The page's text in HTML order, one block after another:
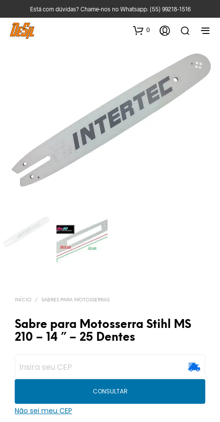
Está com dúvidas? Chame-nos no Whatsapp: (55) 99218-1516
0
INÍCIO / SABRES PARA MOTOSSERRAS
Sabre para Motosserra Stihl MS
210 – 14 ” – 25 Dentes
CONSULTAR
Não sei meu CEP